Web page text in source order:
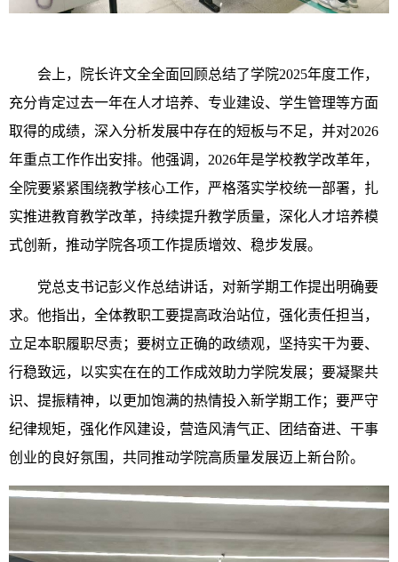
会上，院长许文全全面回顾总结了学院2025年度工作，
充分肯定过去一年在人才培养、专业建设、学生管理等方面
取得的成绩，深入分析发展中存在的短板与不足，并对2026
年重点工作作出安排。他强调，2026年是学校教学改革年，
全院要紧紧围绕教学核心工作，严格落实学校统一部署，扎
实推进教育教学改革，持续提升教学质量，深化人才培养模
式创新，推动学院各项工作提质增效、稳步发展。
党总支书记彭义作总结讲话，对新学期工作提出明确要
求。他指出，全体教职工要提高政治站位，强化责任担当，
立足本职履职尽责；要树立正确的政绩观，坚持实干为要、
行稳致远，以实实在在的工作成效助力学院发展；要凝聚共
识、提振精神，以更加饱满的热情投入新学期工作；要严守
纪律规矩，强化作风建设，营造风清气正、团结奋进、干事
创业的良好氛围，共同推动学院高质量发展迈上新台阶。